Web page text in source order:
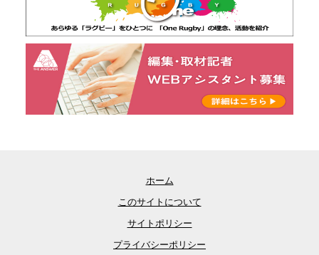
ホーム
このサイトについて
サイトポリシー
プライバシーポリシー